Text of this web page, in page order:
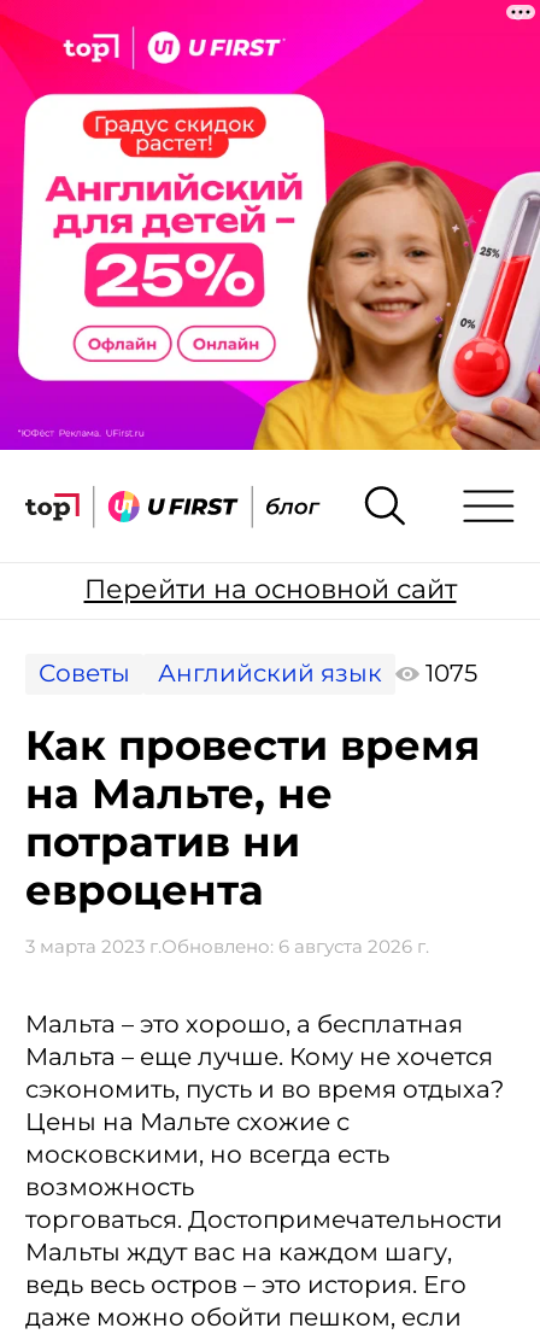
Перейти на основной сайт
Советы Английский язык 1075
Как провести время
на Мальте, не
потратив ни
евроцента
3 марта 2023 г.Обновлено: 6 августа 2026 г.
Мальта – это хорошо, а бесплатная
Мальта – еще лучше. Кому не хочется
сэкономить, пусть и во время отдыха?
Цены на Мальте схожие с
московскими, но всегда есть
возможность
торговаться. Достопримечательности
Мальты ждут вас на каждом шагу,
ведь весь остров – это история. Его
даже можно обойти пешком, если